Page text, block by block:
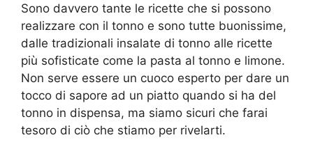
Sono davvero tante le ricette che si possono
realizzare con il tonno e sono tutte buonissime,
dalle tradizionali insalate di tonno alle ricette
più sofisticate come la pasta al tonno e limone.
Non serve essere un cuoco esperto per dare un
tocco di sapore ad un piatto quando si ha del
tonno in dispensa, ma siamo sicuri che farai
tesoro di ciò che stiamo per rivelarti.